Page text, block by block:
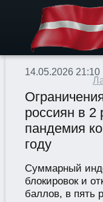
14.05.2026 21:10
россиян в
пандемия
году
Суммарный
блокировок и
баллов, в пять